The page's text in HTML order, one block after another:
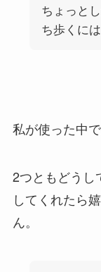
ちょっと
ち歩くに
私が使った中
2つともどうし
してくれたら
ん。